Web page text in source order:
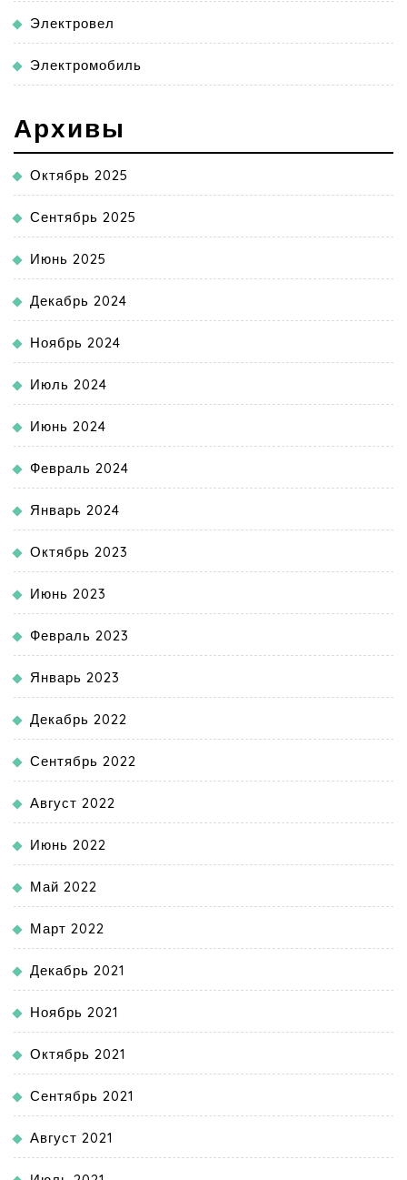
Электровел
Электромобиль
Архивы
Октябрь 2025
Сентябрь 2025
Июнь 2025
Декабрь 2024
Ноябрь 2024
Июль 2024
Июнь 2024
Февраль 2024
Январь 2024
Октябрь 2023
Июнь 2023
Февраль 2023
Январь 2023
Декабрь 2022
Сентябрь 2022
Август 2022
Июнь 2022
Май 2022
Март 2022
Декабрь 2021
Ноябрь 2021
Октябрь 2021
Сентябрь 2021
Август 2021